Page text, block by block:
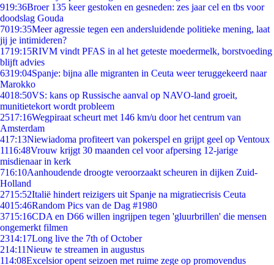
919:36Broer 135 keer gestoken en gesneden: zes jaar cel en tbs voor
doodslag Gouda
7019:35Meer agressie tegen een andersluidende politieke mening, laat
jij je intimideren?
1719:15RIVM vindt PFAS in al het geteste moedermelk, borstvoeding
blijft advies
6319:04Spanje: bijna alle migranten in Ceuta weer teruggekeerd naar
Marokko
4018:50VS: kans op Russische aanval op NAVO-land groeit,
munitietekort wordt probleem
2517:16Wegpiraat scheurt met 146 km/u door het centrum van
Amsterdam
417:13Niewiadoma profiteert van pokerspel en grijpt geel op Ventoux
1116:48Vrouw krijgt 30 maanden cel voor afpersing 12-jarige
misdienaar in kerk
716:10Aanhoudende droogte veroorzaakt scheuren in dijken Zuid-
Holland
2715:52Italië hindert reizigers uit Spanje na migratiecrisis Ceuta
4015:46Random Pics van de Dag #1980
3715:16CDA en D66 willen ingrijpen tegen 'gluurbrillen' die mensen
ongemerkt filmen
2314:17Long live the 7th of October
214:11Nieuw te streamen in augustus
114:08Excelsior opent seizoen met ruime zege op promovendus